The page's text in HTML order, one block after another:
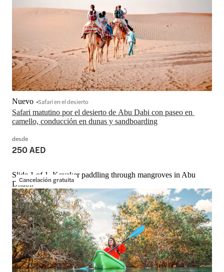
Safari matutino por el desierto de Abu Dabi con paseo en
camello, conducción en dunas y sandboarding
Nuevo Safari en el desierto
desde
250 AED
Cancelación gratuita
Slide 1 of 1, Kayaker paddling through mangroves in Abu
Dhabi.